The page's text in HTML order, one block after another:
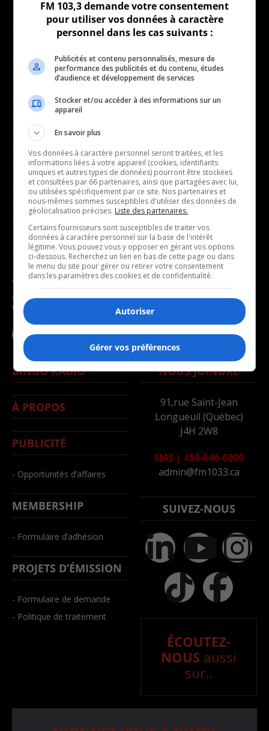
NOUVELLES
- Affaires municipales
- Communauté / Social
- Culture
- Économie
- Éducation
- Environnement
- Faits divers
- Santé et bien-être
- Sports
- Transport / Circulation
ÉMISSIONS
Avec la participation du
gouvernement du
Canada
MUSIQUE
- Décompte franco
- Joué récemment
- Art de vivre
- Bien-être
- Emploi
- Finances
- Infos citoyennes
- Loisirs
- Musique
- Politique
- Santé
- Société
- Sports
BINGO RADIO
À PROPOS
PUBLICITÉ
- Opportunités d’affaires
MEMBERSHIP
- Formulaire d’adhésion
PROJETS D’ÉMISSION
- Formulaire de demande
- Politique de traitement
NOUS JOINDRE
91,rue Saint-Jean
Longueuil (Québec)
J4H 2W8
SMS | 450-646-6800
admin@fm1033.ca
SUIVEZ-NOUS
ÉCOUTEZ-
NOUS aussi
sur..
FM 103,3 demande votre consentement
pour utiliser vos données à caractère
personnel dans les cas suivants :
Publicités et contenu personnalisés, mesure de
performance des publicités et du contenu, études
d’audience et développement de services
Stocker et/ou accéder à des informations sur un
appareil
En savoir plus
Vos données à caractère personnel seront traitées, et les
informations liées à votre appareil (cookies, identifiants
uniques et autres types de données) pourront être stockées
et consultées par 66 partenaires, ainsi que partagées avec lui,
ou utilisées spécifiquement par ce site. Nos partenaires et
nous-mêmes sommes susceptibles d'utiliser des données de
géolocalisation précises. Liste des partenaires.
Certains fournisseurs sont susceptibles de traiter vos
données à caractère personnel sur la base de l'intérêt
légitime. Vous pouvez vous y opposer en gérant vos options
ci-dessous. Recherchez un lien en bas de cette page ou dans
le menu du site pour gérer ou retirer votre consentement
dans les paramètres des cookies et de confidentialité.
Autoriser
Gérer vos préférences